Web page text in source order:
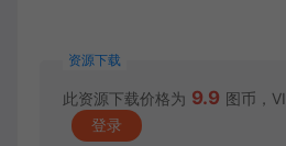
资源下载
此资源下载价格为 9.9 图币，
登录